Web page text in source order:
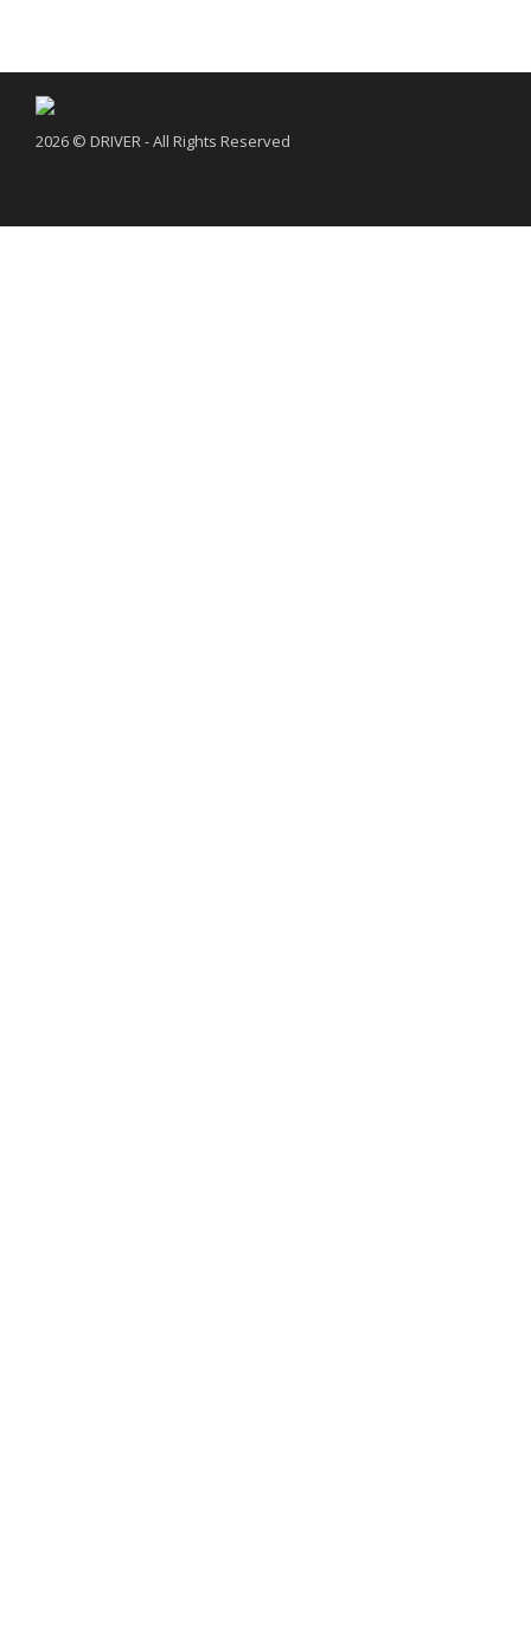
2026 © DRIVER - All Rights Reserved